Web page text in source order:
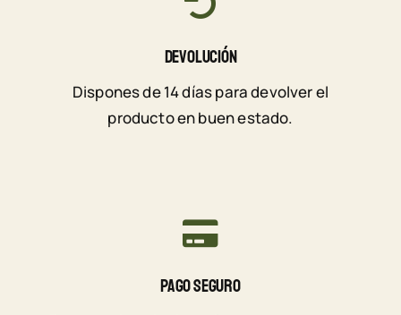
Devolución
Dispones de 14 días para devolver el
producto en buen estado.
Pago Seguro